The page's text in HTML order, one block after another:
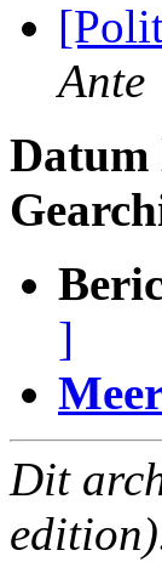
Ante
Datum
]
Dit